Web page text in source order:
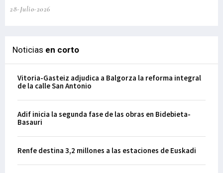
28-Julio-2026
Noticias en corto
Vitoria-Gasteiz adjudica a Balgorza la reforma integral
de la calle San Antonio
Adif inicia la segunda fase de las obras en Bidebieta-
Basauri
Renfe destina 3,2 millones a las estaciones de Euskadi